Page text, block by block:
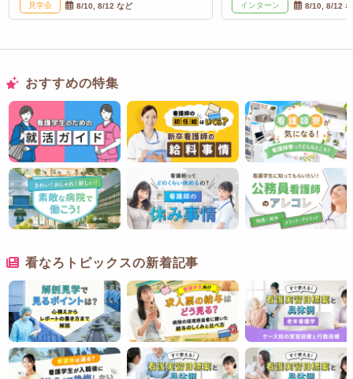
見学会 8/10, 8/12 など インターン 8/10, 8/12
おすすめの特集
看なろトピックスの新着記事